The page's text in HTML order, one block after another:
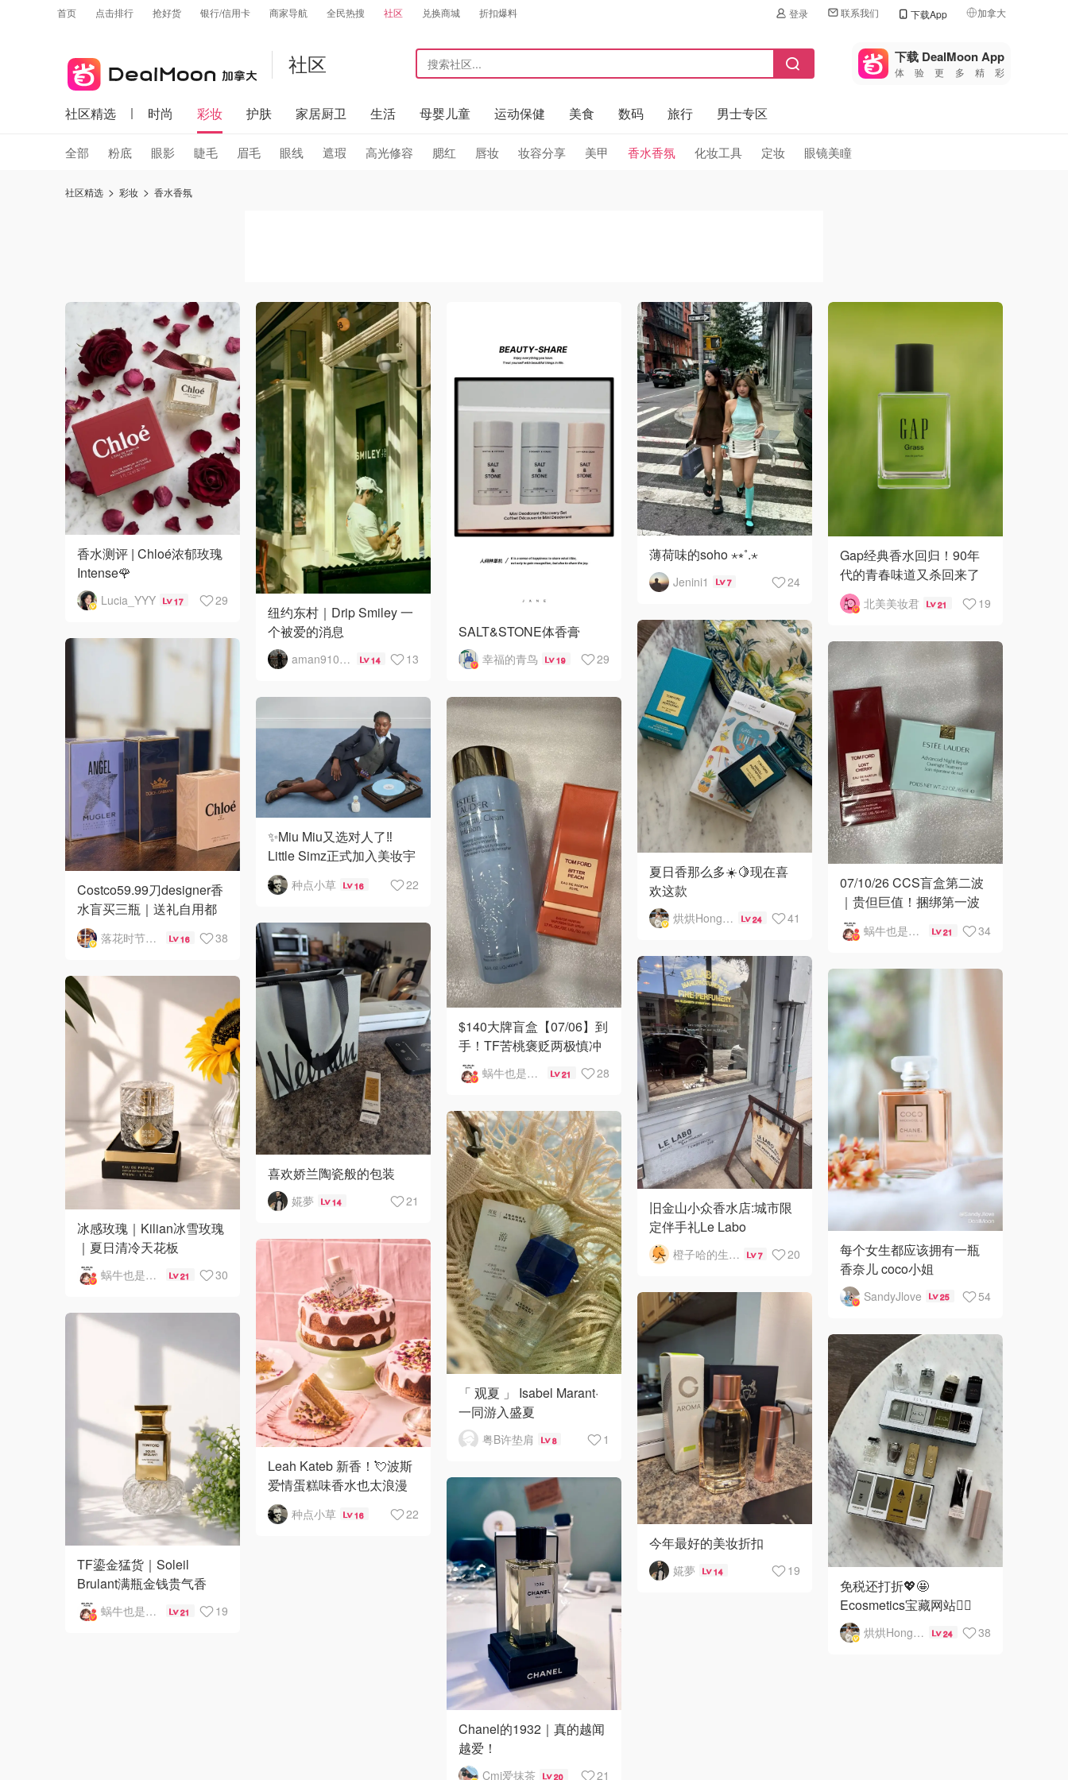
首页 点击排行 抢好货 银行/信用卡 商家导航 全民热搜 社区 兑换商城 折扣爆料 登录 联系我们 下载App 加拿大
🇺🇸
美国
🇨🇳中国
社区 下载 DealMoon App
体验更多精彩
社区精选 时尚 彩妆 护肤 家居厨卫 生活 母婴儿童 运动保健 美食 数码 旅行 男士专区
全部 粉底 眼影 睫毛 眉毛 眼线 遮瑕 高光修容 腮红 唇妆 妆容分享 美甲 香水香氛 化妆工具 定妆 眼镜美瞳
社区精选 彩妆 香水香氛
香水测评 | Chloé浓郁玫瑰
Intense🌹
Lucia_YYY 17 29
纽约东村｜Drip Smiley 一
个被爱的消息
aman910316 14 13
SALT&STONE体香膏
幸福的青鸟 19 29
薄荷味的soho ⋆⭒˚.⋆
Jenini1 7 24
Gap经典香水回归！90年
代的青春味道又杀回来了
🌿🫧
北美美妆君 21 19
夏日香那么多☀️🍋现在喜
欢这款
烘烘HongHong 24 41
Costco59.99刀designer香
水盲买三瓶｜送礼自用都
合适
落花时节又逢君 16 38
07/10/26 CCS盲盒第二波
｜贵但巨值！捆绑第一波
属实套路
蜗牛也是牛哟 21 34
✨Miu Miu又选对人了‼️
Little Simz正式加入美妆宇
宙🍋🥭‼️
种点小草 16 22
$140大牌盲盒【07/06】到
手！TF苦桃褒贬两极慎冲
蜗牛也是牛哟 21 28
喜欢娇兰陶瓷般的包装
婲夢 14 21
旧金山小众香水店:城市限
定伴手礼Le Labo
橙子哈的生活手册 7 20
每个女生都应该拥有一瓶
香奈儿 coco小姐
SandyJlove 25 54
冰感玫瑰｜Kilian冰雪玫瑰
｜夏日清冷天花板
蜗牛也是牛哟 21 30
「 观夏 」 Isabel Marant·
一同游入盛夏
粤B许垫肩 8 1
Leah Kateb 新香！💘波斯
爱情蛋糕味香水也太浪漫
了🍰
种点小草 16 22
今年最好的美妆折扣
婲夢 14 19
TF鎏金猛货｜Soleil
Brulant满瓶金钱贵气香
蜗牛也是牛哟 21 19
免税还打折💖🤩
Ecosmetics宝藏网站🏴‍☠️
烘烘HongHong 24 38
Chanel的1932｜真的越闻
越爱！
Cmj爱抹茶 20 21